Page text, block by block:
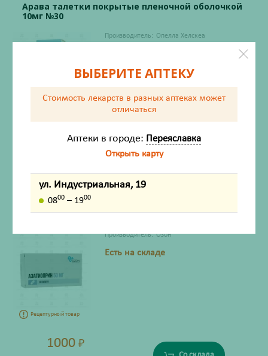
Арава талетки покрытые пленочной оболочкой
10мг №30
Производитель: Опелла Хелскеа
1137
после 9:00
Азатиоприн капсулы 50мг №50
Рецептурный товар
Производитель: Озон
Есть на складе
1000 ₽
ВЫБЕРИТЕ АПТЕКУ
Стоимость лекарств в разных аптеках может
отличаться
Аптеки в городе: Переяславка
Открыть карту
ул. Индустриальная, 19
0800 – 1900